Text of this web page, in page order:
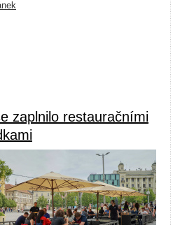
zaplnilo restauračními